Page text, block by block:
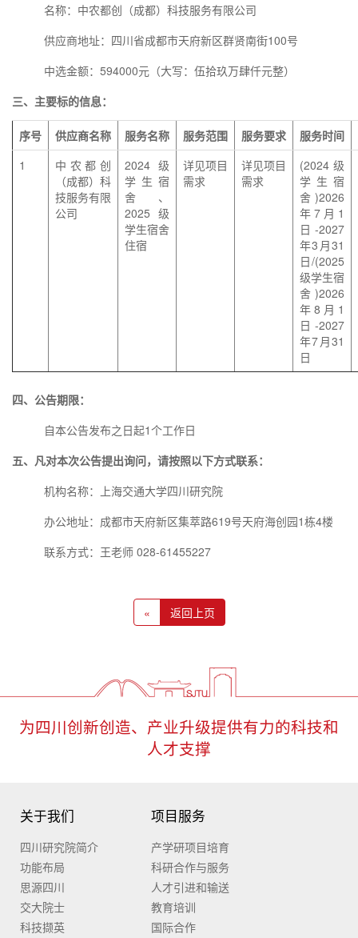
名称：中农都创（成都）科技服务有限公司
供应商地址：四川省成都市天府新区群贤南街100号
中选金额：594000元（大写：伍拾玖万肆仟元整）
三、主要标的信息：
序号 供应商名称 服务名称 服务范围 服务要求
服务时间
1
中农都创
（成都）科
技服务有限
公司
2024级
学生宿
舍、
2025级
学生宿舍
住宿
详见项目
需求
详见项目
需求
(2024级
学生宿
舍)2026
年7月1
日-2027
年3月31
日/(2025
级学生宿
舍)2026
年8月1
日-2027
年7月31
日
四、公告期限：
自本公告发布之日起1个工作日
五、凡对本次公告提出询问，请按照以下方式联系：
机构名称：上海交通大学四川研究院
办公地址：成都市天府新区集萃路619号天府海创园1栋4楼
联系方式：王老师 028-61455227
« 返回上页
为四川创新创造、产业升级提供有力的科技和
人才支撑
关于我们
四川研究院简介
功能布局
思源四川
交大院士
科技撷英
项目服务
产学研项目培育
科研合作与服务
人才引进和输送
教育培训
国际合作